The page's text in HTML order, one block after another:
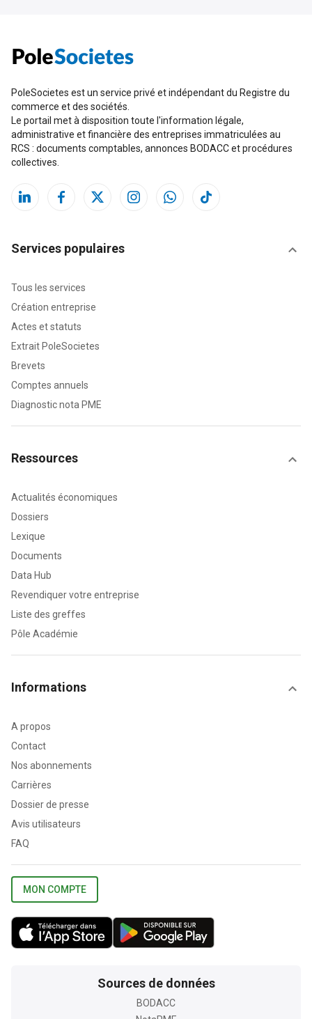
PoleSocietes est un service privé et indépendant du Registre du
commerce et des sociétés.
Le portail met à disposition toute l'information légale,
administrative et financière des entreprises immatriculées au
RCS : documents comptables, annonces BODACC et procédures
collectives.
Services populaires
Tous les services
Création entreprise
Actes et statuts
Extrait PoleSocietes
Brevets
Comptes annuels
Diagnostic nota PME
Ressources
Actualités économiques
Dossiers
Lexique
Documents
Data Hub
Revendiquer votre entreprise
Liste des greffes
Pôle Académie
Informations
A propos
Contact
Nos abonnements
Carrières
Dossier de presse
Avis utilisateurs
FAQ
MON COMPTE
Sources de données
BODACC